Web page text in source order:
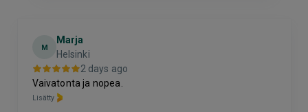
M
Marja
Helsinki
2 days ago
Vaivatonta ja nopea.
Lisätty